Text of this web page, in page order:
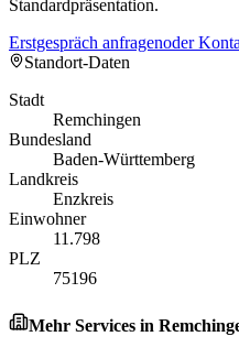
Standardpräsentation.
Erstgespräch anfragenoder
Standort-Daten
Stadt
Remchingen
Bundesland
Baden-Württemberg
Landkreis
Enzkreis
Einwohner
11.798
PLZ
75196
Mehr Services in